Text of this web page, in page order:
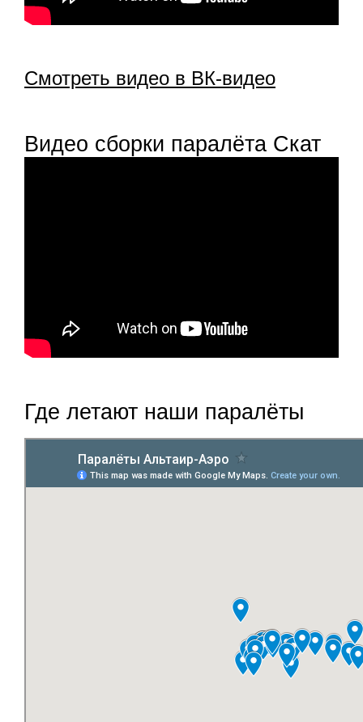
Смотреть видео в ВК-видео
Видео сборки паралёта Скат
Где летают наши паралёты